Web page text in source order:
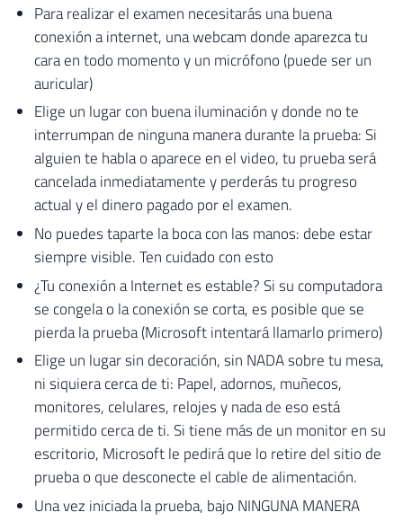
Para realizar el examen necesitarás una buena
conexión a internet, una webcam donde aparezca tu
cara en todo momento y un micrófono (puede ser un
auricular)
Elige un lugar con buena iluminación y donde no te
interrumpan de ninguna manera durante la prueba: Si
alguien te habla o aparece en el video, tu prueba será
cancelada inmediatamente y perderás tu progreso
actual y el dinero pagado por el examen.
No puedes taparte la boca con las manos: debe estar
siempre visible. Ten cuidado con esto
¿Tu conexión a Internet es estable? Si su computadora
se congela o la conexión se corta, es posible que se
pierda la prueba (Microsoft intentará llamarlo primero)
Elige un lugar sin decoración, sin NADA sobre tu mesa,
ni siquiera cerca de ti: Papel, adornos, muñecos,
monitores, celulares, relojes y nada de eso está
permitido cerca de ti. Si tiene más de un monitor en su
escritorio, Microsoft le pedirá que lo retire del sitio de
prueba o que desconecte el cable de alimentación.
Una vez iniciada la prueba, bajo NINGUNA MANERA